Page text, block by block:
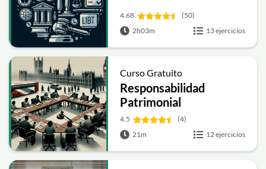
4.68
(50)
2h03m
13 ejercicios
Curso Gratuito
Responsabilidad
Patrimonial
Administraciones
Públicas
4.5
(4)
21m
12 ejercicios